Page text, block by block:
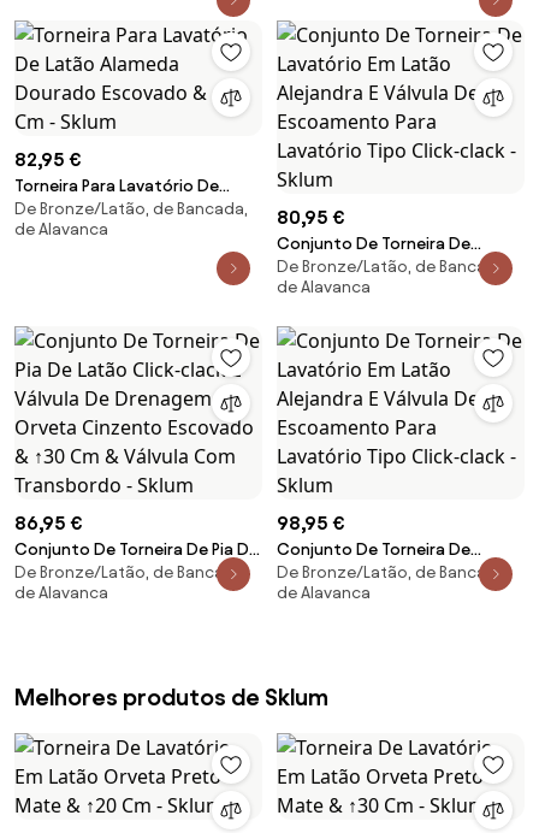
82,95 €
Torneira Para Lavatório De
Latão Alameda Dourado
Escovado & ↑20 Cm - Sklum
De Bronze/Latão, de Bancada,
de Alavanca
80,95 €
Conjunto De Torneira De
Lavatório Em Latão Alejandra E
Válvula De Escoamento Para
Sklum
De Bronze/Latão, de Bancada,
de Alavanca
86,95 €
Conjunto De Torneira De Pia De
Latão Click-clack E Válvula De
Drenagem Orveta Cinzento
De Bronze/Latão, de Bancada,
de Alavanca
98,95 €
Conjunto De Torneira De
Lavatório Em Latão Alejandra E
Válvula De Escoamento Para
De Bronze/Latão, de Bancada,
de Alavanca
Melhores produtos de Sklum